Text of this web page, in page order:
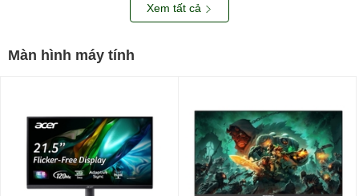
Xem tất cả
Màn hình máy tính